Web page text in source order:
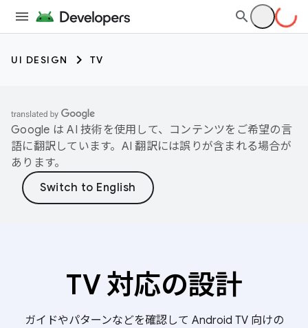
UI DESIGN TV
Google は AI 技術を使用して、コンテンツをご希望の言
語に翻訳しています。AI 翻訳には誤りが含まれる場合が
あります。
TV 対応の設計
ガイドやパターンなどを確認して Android TV 向けの